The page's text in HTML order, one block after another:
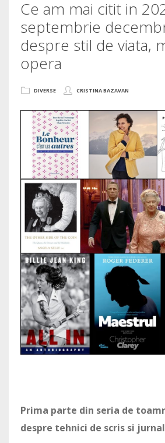
Ce am mai citit in
septembrie
despre stil de viata,
opera
DIVERSE CRISTINA BAZAVAN
Prima parte din seria de
despre tehnici de scris si